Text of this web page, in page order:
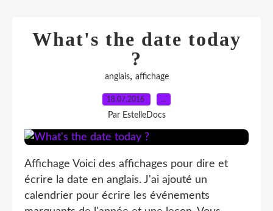
What's the date today
?
anglais, affichage
18.07.2016 …
Par EstelleDocs
Affichage Voici des affichages pour dire et
écrire la date en anglais. J'ai ajouté un
calendrier pour écrire les événements